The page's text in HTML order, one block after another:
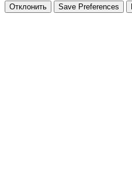
Отклонить Save Preferences